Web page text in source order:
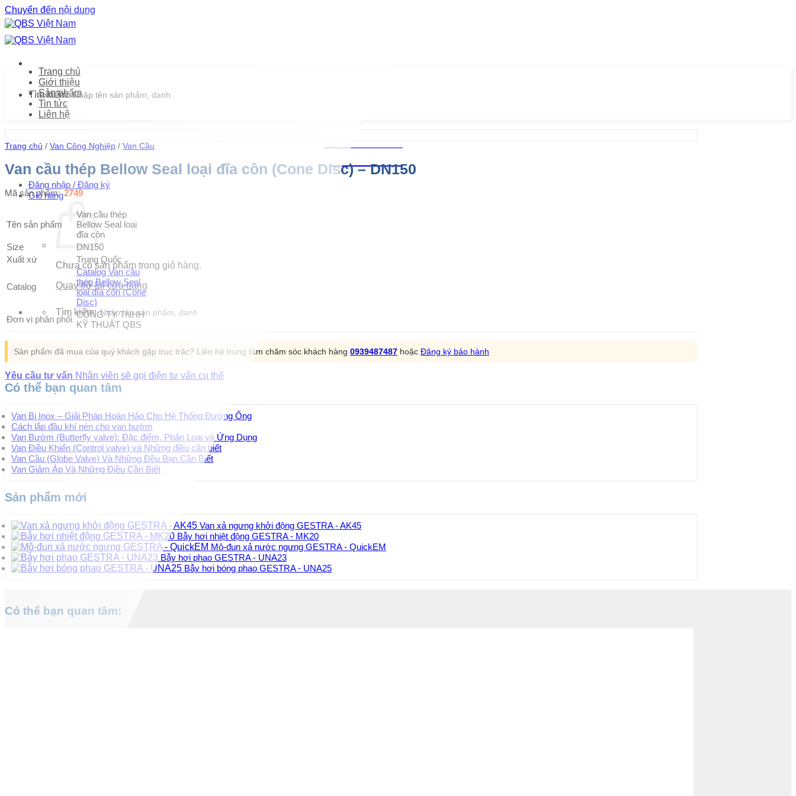
Chuyển đến nội dung
Tìm kiếm:
0939.487.487
Đăng nhập / Đăng ký
Giỏ hàng
Chưa có sản phẩm trong giỏ hàng.
Quay trở lại cửa hàng
Tìm kiếm:
Trang chủ
Giới thiệu
Sản phẩm
Tin tức
Liên hệ
Trang chủ / Van Công Nghiệp / Van Cầu
Van cầu thép Bellow Seal loại đĩa côn (Cone Disc) – DN150
Mã sản phẩm: 2749
Tên sản phẩm
Van cầu thép
Bellow Seal loại
đĩa côn
Size
DN150
Xuất xứ
Trung Quốc
Catalog
Catalog Van cầu
thép Bellow Seal
loại đĩa côn (Cone
Disc)
Đơn vị phân phối CÔNG TY TNHH
KỸ THUẬT QBS
Sản phẩm đã mua của quý khách gặp trục trặc? Liên hệ trung tâm chăm sóc khách hàng 0939487487 hoặc Đăng ký bảo hành
Yêu cầu tư vấn Nhân viên sẽ gọi điện tư vấn cụ thể
Có thể bạn quan tâm
Van Bi Inox – Giải Pháp Hoàn Hảo Cho Hệ Thống Đường Ống
Cách lắp đầu khí nén cho van bướm
Van Bướm (Butterfly valve): Đặc điểm, Phân Loại và Ứng Dụng
Van Điều Khiển (Control valve) và Những điều cần biết
Van Cầu (Globe Valve) Và Những Đều Bạn Cần Biết
Van Giảm Áp Và Những Điều Cần Biết
Sản phẩm mới
Van xả ngưng khởi động GESTRA - AK45
Bẫy hơi nhiệt động GESTRA - MK20
Mô-đun xả nước ngưng GESTRA - QuickEM
Bẫy hơi phao GESTRA - UNA23
Bẫy hơi bóng phao GESTRA - UNA25
Có thể bạn quan tâm: